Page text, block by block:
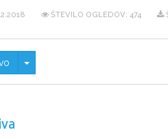
ŠTEVILO OGLEDOV: 474
Skrij/prikaži meni